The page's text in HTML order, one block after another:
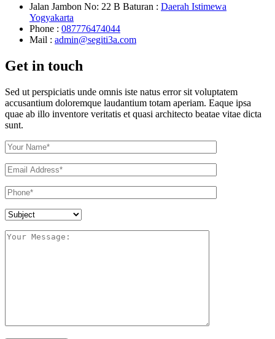
Jalan Jambon No: 22 B Baturan : Daerah Istimewa
Yogyakarta
Phone : 087776474044
Mail : admin@segiti3a.com
Get in touch
Sed ut perspiciatis unde omnis iste natus error sit voluptatem
accusantium doloremque laudantium totam aperiam. Eaque ipsa
quae ab illo inventore veritatis et quasi architecto beatae vitae dicta
sunt.